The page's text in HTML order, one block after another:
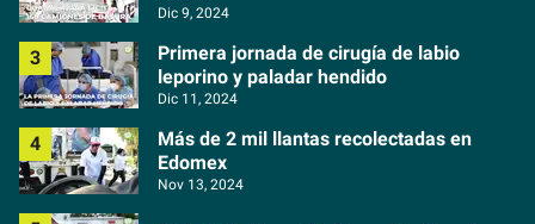
Dic 9, 2024
Primera jornada de cirugía de labio
leporino y paladar hendido
Dic 11, 2024
Más de 2 mil llantas recolectadas en
Edomex
Nov 13, 2024